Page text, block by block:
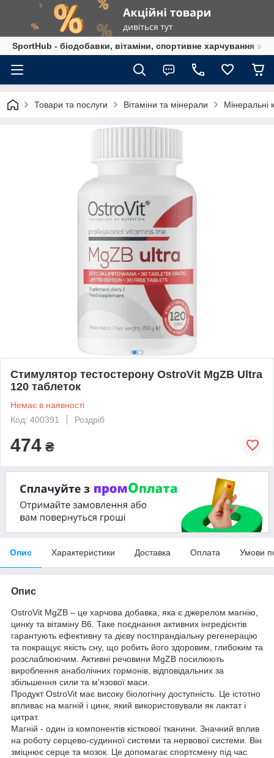
SportHub - біодобавки, вітаміни, спортивне харчування за
Товари та послуги Вітаміни та мінерали Мінеральні
Стимулятор тестостерону OstroVit MgZB Ultra
120 таблеток
Немає в наявності
Код: 400391
Роздріб
474 ₴
Опис Характеристики Доставка Оплата Умови
Опис
OstroVit MgZB – це харчова добавка, яка є джерелом магнію,
цинку та вітаміну B6. Таке поєднання активних інгредієнтів
гарантують ефективну та дієву постпрандіальну регенерацію
та покращує якість сну, що робить його здоровим, глибоким та
розслаблюючим. Активні речовини MgZB посилюють
вироблення анаболічних гормонів, відповідальних за
збільшення сили та м'язової маси.
Продукт OstroVit має високу біологічну доступність. Це істотно
впливає на магній і цинк, який використовували як лактат і
цитрат.
Магній - один із компонентів кісткової тканини. Значний вплив
на роботу серцево-судинної системи та нервової системи. Він
зміцнює серце та мозок. Це допомагає спортсмену під час